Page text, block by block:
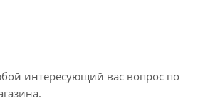
интересующий вас вопрос по